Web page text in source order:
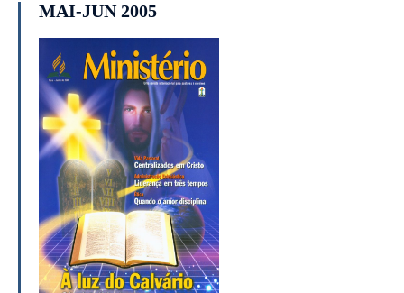
MAI-JUN 2005